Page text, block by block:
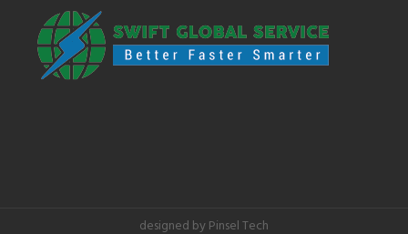
designed by Pinsel Tech